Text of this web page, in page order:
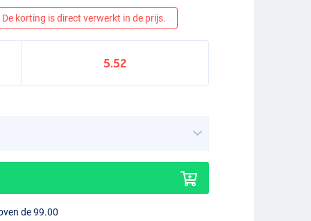
korting is direct verwerkt in de prijs.
5.52
de 99.00